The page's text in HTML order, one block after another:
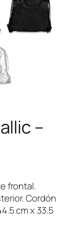
–
frontal.
Cordón
cm x 33.5